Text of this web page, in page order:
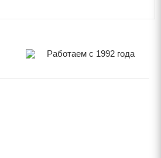
Работаем с 1992 года